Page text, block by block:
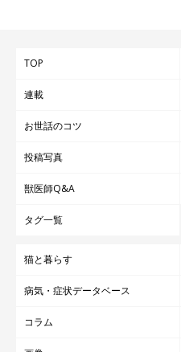
TOP
連載
お世話のコツ
投稿写真
獣医師Q&A
タグ一覧
猫と暮らす
病気・症状データベース
コラム